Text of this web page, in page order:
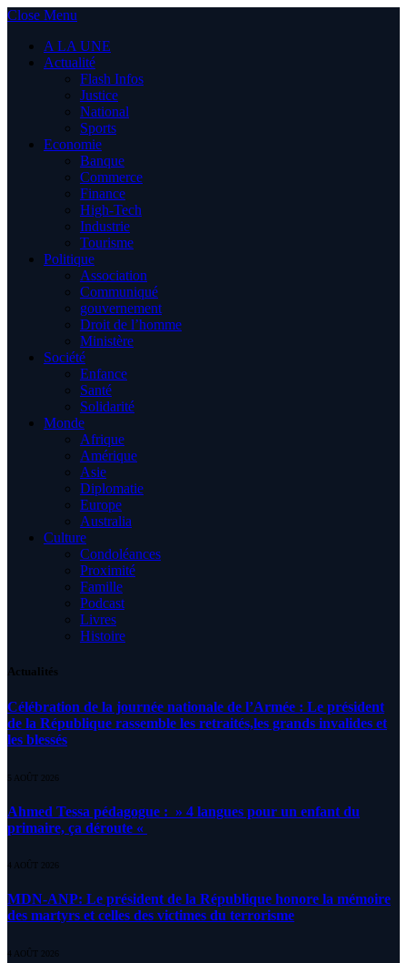
Close Menu
A LA UNE
Actualité
Flash Infos
Justice
National
Sports
Economie
Banque
Commerce
Finance
High-Tech
Industrie
Tourisme
Politique
Association
Communiqué
gouvernement
Droit de l’homme
Ministère
Société
Enfance
Santé
Solidarité
Monde
Afrique
Amérique
Asie
Diplomatie
Europe
Australia
Culture
Condoléances
Proximité
Famille
Podcast
Livres
Histoire
Actualités
Célébration de la journée nationale de l’Armée : Le président
de la République rassemble les retraités,les grands invalides et
les blessés
5 AOÛT 2026
Ahmed Tessa pédagogue : » 4 langues pour un enfant du
primaire, ça déroute «
4 AOÛT 2026
MDN-ANP: Le président de la République honore la mémoire
des martyrs et celles des victimes du terrorisme
4 AOÛT 2026